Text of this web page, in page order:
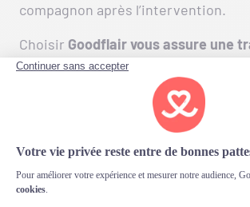
compagnon après l’intervention.
Choisir Goodflair vous assure une
financière face aux procédures
que l’ostéosynthèse chez le chien,
permettant ainsi de vous
sur le bien-être de votre animal.
simplement vigilant à une chose :
maladies orthopédiques
ostéosynthèses sont